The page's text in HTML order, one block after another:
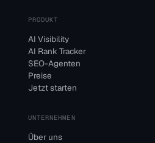
PRODUKT
AI Visibility
AI Rank Tracker
SEO-Agenten
Preise
Jetzt starten
UNTERNEHMEN
Über uns